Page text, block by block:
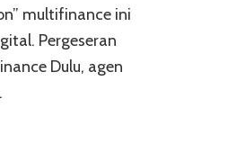
multifinance ini
Pergeseran
Dulu, agen